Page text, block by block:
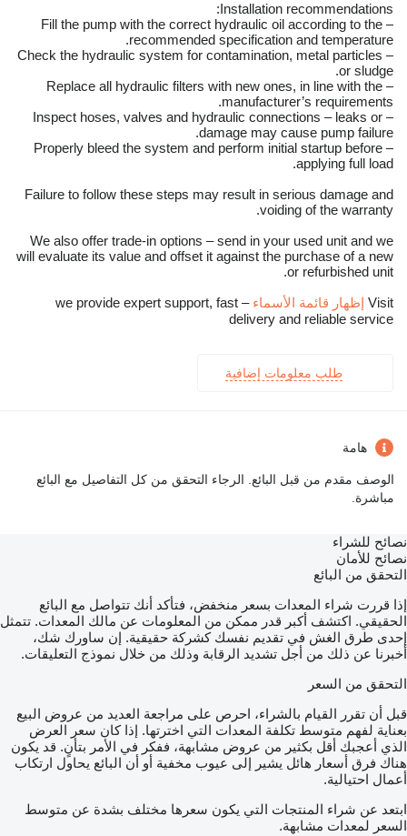
Installation recommendations:
– Fill the pump with the correct hydraulic oil according to the
recommended specification and temperature.
– Check the hydraulic system for contamination, metal particles
or sludge.
– Replace all hydraulic filters with new ones, in line with the
manufacturer’s requirements.
– Inspect hoses, valves and hydraulic connections – leaks or
damage may cause pump failure.
– Properly bleed the system and perform initial startup before
applying full load.
Failure to follow these steps may result in serious damage and
voiding of the warranty.
We also offer trade-in options – send in your used unit and we
will evaluate its value and offset it against the purchase of a new
or refurbished unit.
Visit إظهار قائمة الأسماء
– we provide expert support, fast
delivery and reliable service
طلب معلومات إضافية
هامة
الوصف مقدم من قبل البائع. الرجاء التحقق من كل التفاصيل مع البائع
مباشرة.
نصائح للشراء
نصائح للأمان
التحقق من البائع
إذا قررت شراء المعدات بسعر منخفض، فتأكد أنك تتواصل مع البائع
الحقيقي. اكتشف أكبر قدر ممكن من المعلومات عن مالك المعدات. تتمثل
إحدى طرق الغش في تقديم نفسك كشركة حقيقية. إن ساورك شك،
أخبرنا عن ذلك من أجل تشديد الرقابة وذلك من خلال نموذج التعليقات.
التحقق من السعر
قبل أن تقرر القيام بالشراء، احرص على مراجعة العديد من عروض البيع
بعناية لفهم متوسط تكلفة المعدات التي اخترتها. إذا كان سعر العرض
الذي أعجبك أقل بكثير من عروض مشابهة، ففكر في الأمر بتأنٍ. قد يكون
هناك فرق أسعار هائل يشير إلى عيوب مخفية أو أن البائع يحاول ارتكاب
أعمال احتيالية.
ابتعد عن شراء المنتجات التي يكون سعرها مختلف بشدة عن متوسط
السعر لمعدات مشابهة.